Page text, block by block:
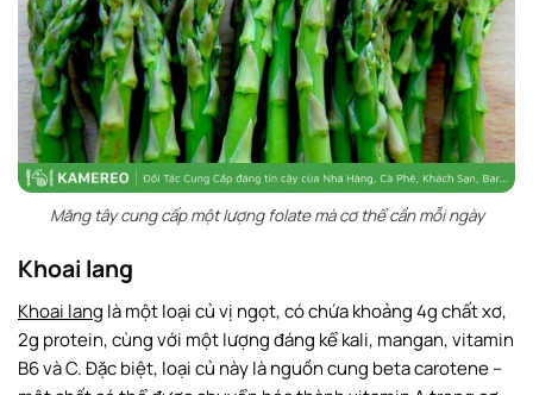
Măng tây cung cấp một lượng folate mà cơ thể cần mỗi ngày
Khoai lang
Khoai lang là một loại củ vị ngọt, có chứa khoảng 4g chất xơ,
2g protein, cùng với một lượng đáng kể kali, mangan, vitamin
B6 và C. Đặc biệt, loại củ này là nguồn cung beta carotene –